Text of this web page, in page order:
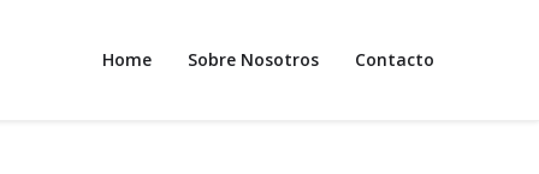
Home Sobre Nosotros Contacto